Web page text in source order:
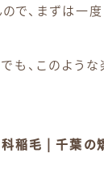
で、まずは一
も、このよう
科稲毛 | 千葉の